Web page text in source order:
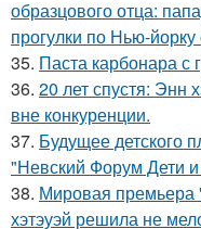
образцового отца:
прогулки по Нью-
35. Паста карбонара с
36. 20 лет спустя: Энн
вне конкуренции.
37. Будущее детского
"Невский Форум Дети
38. Мировая премьера
хэтэуэй решила не